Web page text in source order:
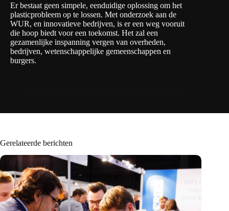
Er bestaat geen simpele, eenduidige oplossing om het
plasticprobleem op te lossen. Met onderzoek aan de
WUR, en innovatieve bedrijven, is er een weg vooruit
die hoop biedt voor een toekomst. Het zal een
gezamenlijke inspanning vergen van overheden,
bedrijven, wetenschappelijke gemeenschappen en
burgers.
Gerelateerde berichten